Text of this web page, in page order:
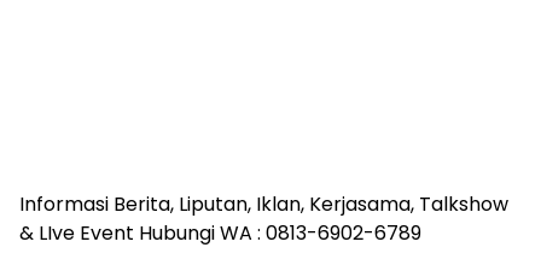
Informasi Berita, Liputan, Iklan, Kerjasama, Talkshow
& LIve Event Hubungi WA : 0813-6902-6789